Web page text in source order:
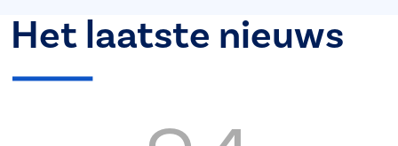
Het laatste nieuws